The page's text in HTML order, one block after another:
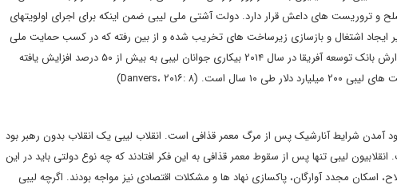
و تروریست‏ های داعش قرار دارد. دولت آشتی ملی لیبی ضمن اینکه برای اجرای اولویت‏های
نظیر ایجاد اشتغال و بازسازی زیرساخت های تخریب شده و از بین رفته که در کسب حمایت ملی
این دولت تأثیر زیادی دارد، نیز به منابع اقتصادی نیاز دارد. مطابق گزارش بانک توسعه آفریقا در سال ۲۰۱۴ بیکاری جوانان لیبی به بیش از ۵۰ درصد افزایش یافته
آمدن شرایط آنارشیک پس از مرگ معمر قذافی است. انقلاب لیبی یک انقلاب بدون رهبر بود
لیبی تنها پس از سقوط معمر قذافی به این فکر افتادند که چه نوع دولتی باید در این
مجدد آوارگان، پاکسازی نهاد ها و مشکلات اقتصادی نیز مواجه بودند. اگرچه لیبی